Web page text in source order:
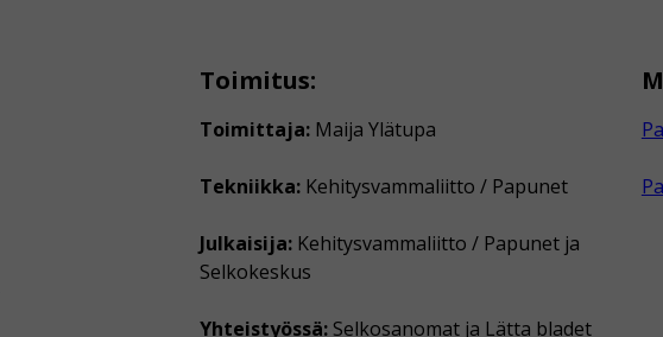
Toimitus:
Toimittaja: Maija Ylätupa
Tekniikka: Kehitysvammaliitto / Papunet
Julkaisija: Kehitysvammaliitto / Papunet ja
Selkokeskus
Yhteistyössä: Selkosanomat ja Lätta bladet